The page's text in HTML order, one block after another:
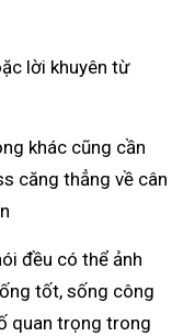
lời khuyên từ
khác cũng cần
căng thẳng về cân
đều có thể ảnh
tốt, sống công
quan trọng trong